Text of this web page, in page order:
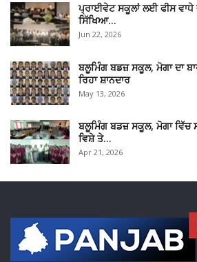
ਪ੍ਰਾਈਵੇਟ ਸਕੂਲਾਂ ਲਈ ਫੀਸ ਵਾਧੇ
ਸਿੱਖਿਆ…
Jun 22, 2026
ਬਲੂਮਿੰਗ ਬਡਜ਼ ਸਕੂਲ, ਮੋਗਾ ਦਾ
ਰਿਹਾ ਸ਼ਾਨਦਾਰ
May 13, 2026
ਬਲੂਮਿੰਗ ਬਡਜ਼ ਸਕੂਲ, ਮੋਗਾ ਵਿੱਚ
ਵਿਸ਼ੇ ਤੇ…
Apr 21, 2026